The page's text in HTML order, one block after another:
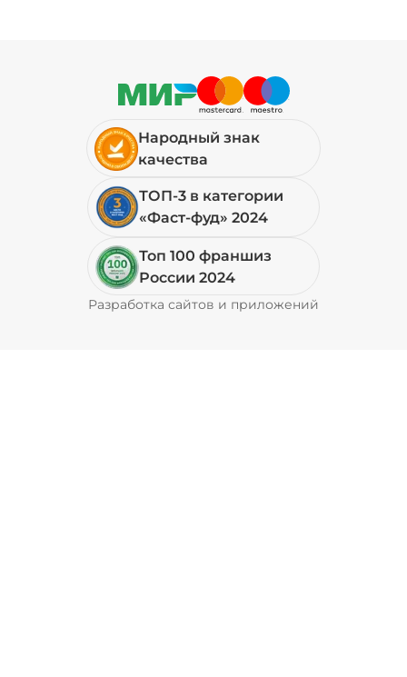
Народный знак
качества
ТОП-3 в категории
«Фаст-фуд» 2024
Топ 100 франшиз
России 2024
Разработка сайтов и приложений
Pyrobyte